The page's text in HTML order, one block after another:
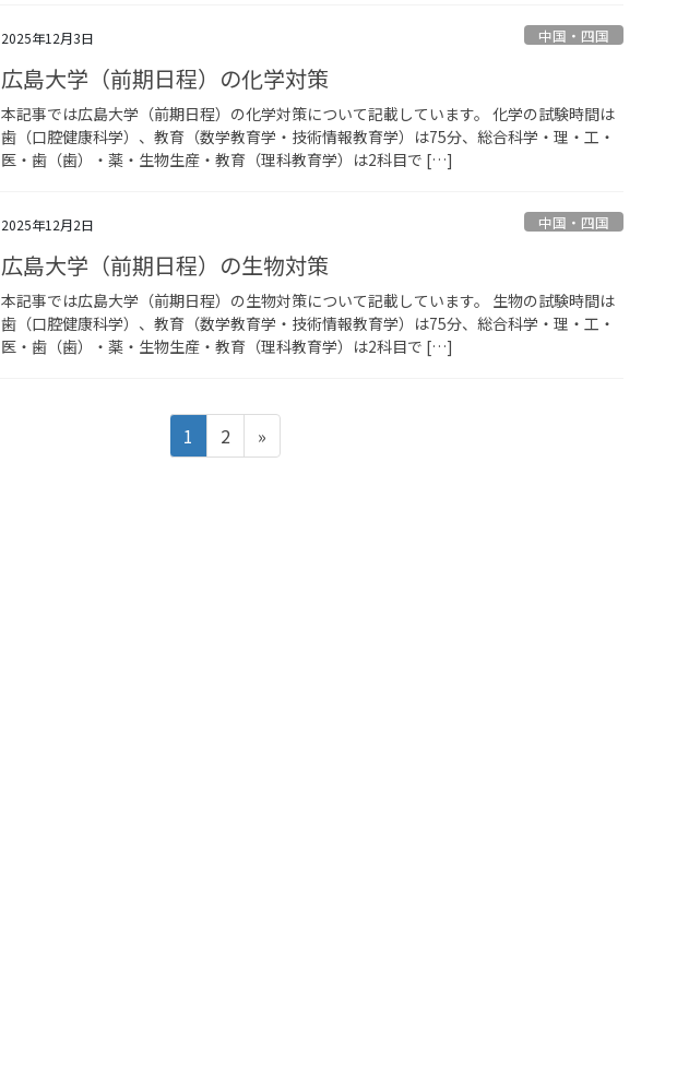
2025年12月3日 中国・四国
広島大学（前期日程）の化学対策
本記事では広島大学（前期日程）の化学対策について記載しています。 化学の試験時間は
歯（口腔健康科学）、教育（数学教育学・技術情報教育学）は75分、総合科学・理・工・
医・歯（歯）・薬・生物生産・教育（理科教育学）は2科目で […]
2025年12月2日 中国・四国
広島大学（前期日程）の生物対策
本記事では広島大学（前期日程）の生物対策について記載しています。 生物の試験時間は
歯（口腔健康科学）、教育（数学教育学・技術情報教育学）は75分、総合科学・理・工・
医・歯（歯）・薬・生物生産・教育（理科教育学）は2科目で […]
固
定
1
固
定
2 »